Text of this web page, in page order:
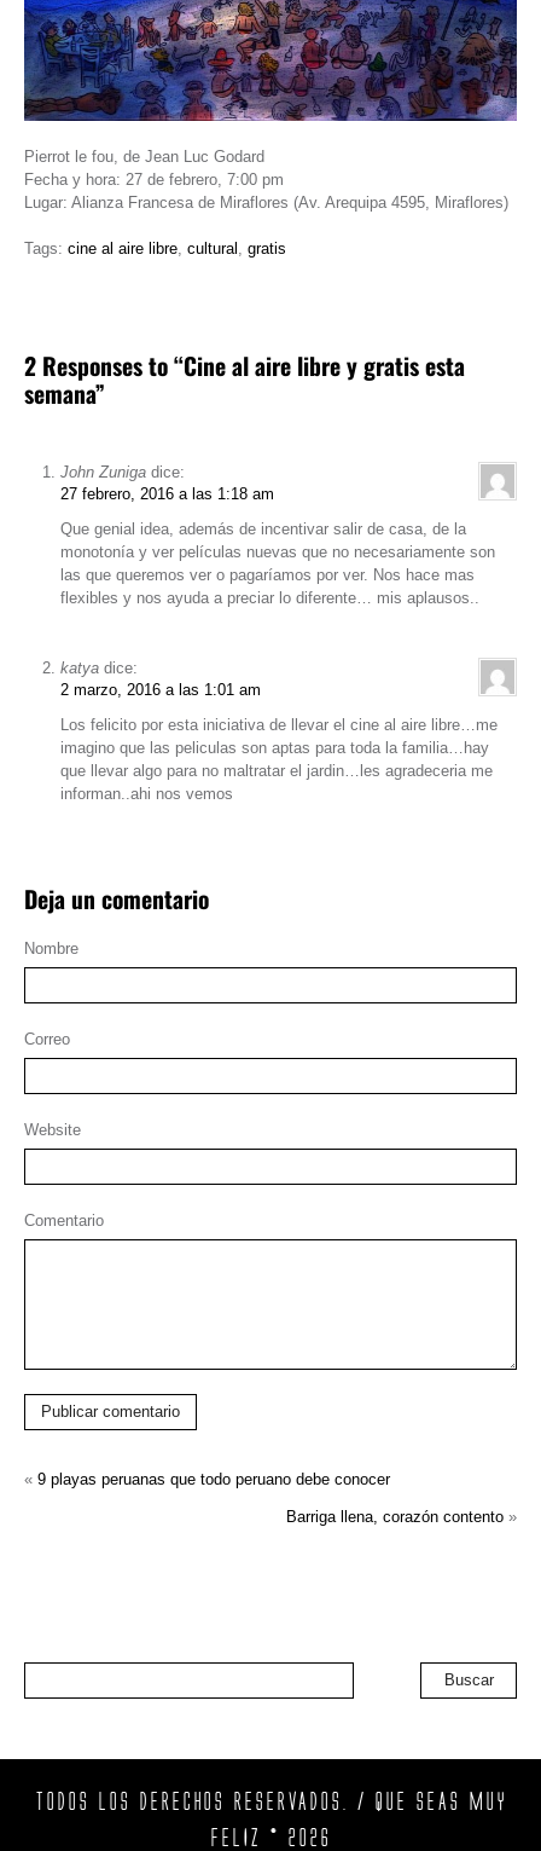
Pierrot le fou, de Jean Luc Godard
Fecha y hora: 27 de febrero, 7:00 pm
Lugar: Alianza Francesa de Miraflores (Av. Arequipa 4595, Miraflores)
Tags: cine al aire libre, cultural , gratis
2 Responses to “Cine al aire libre y gratis esta
semana”
John Zuniga dice:
27 febrero, 2016 a las 1:18 am
Que genial idea, además de incentivar salir de casa, de la
monotonía y ver películas nuevas que no necesariamente son
las que queremos ver o pagaríamos por ver. Nos hace mas
flexibles y nos ayuda a preciar lo diferente… mis aplausos..
katya dice:
2 marzo, 2016 a las 1:01 am
Los felicito por esta iniciativa de llevar el cine al aire libre…me
imagino que las peliculas son aptas para toda la familia…hay
que llevar algo para no maltratar el jardin…les agradeceria me
informan..ahi nos vemos
Deja un comentario
Nombre
Correo
Website
Comentario
Publicar comentario
« 9 playas peruanas que todo peruano debe conocer
Barriga llena, corazón contento »
Buscar
TODOS LOS DERECHOS RESERVADOS. / QUE SEAS MUY
FELIZ © 2026